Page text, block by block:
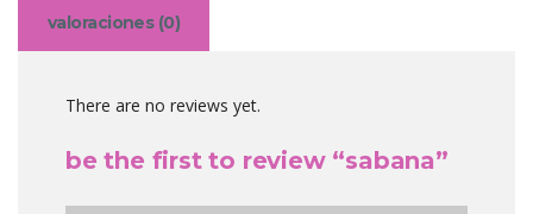
valoraciones (0)
There are no reviews yet.
be the first to review “sabana”